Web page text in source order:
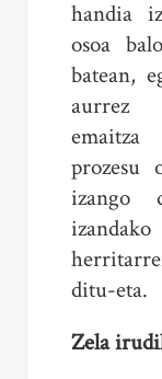
handia
osoa
batean,
aurrez
prozesu
izango
ditu-eta.
Zela